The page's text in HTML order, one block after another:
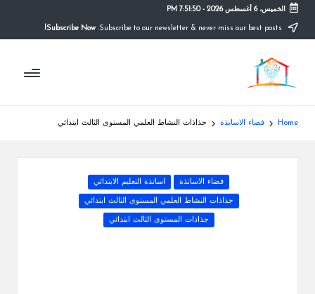
content
الخميس، 6 أغسطس 2026 -
7:51:51 PM
Subscribe Now!
م
و
ق
التعليم
الصريح
Home فضاء الاساتذة جذاذات النشاط العلمي المستوى الثالث ابتدائي
Posted
in
فضاء الاساتذة اساتذة التعليم الابتدائي
جذاذات النشاط العلمي المستوى الثالث ابتدائي
جذاذات المستوى الثالث ابتدائي